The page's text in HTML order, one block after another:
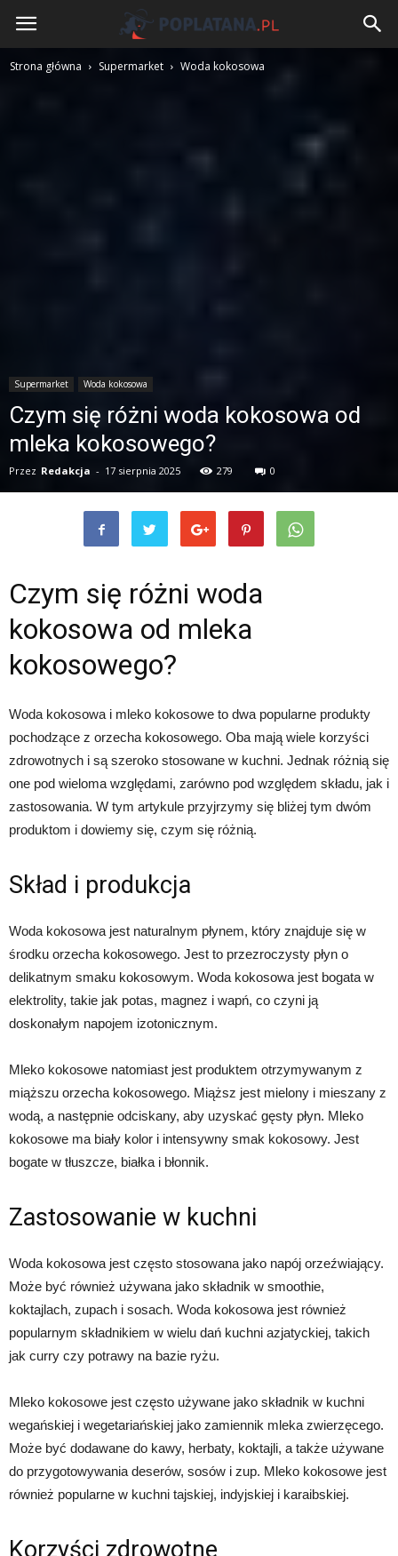
Poplatana.pl
Strona główna Supermarket Woda kokosowa
Supermarket Woda kokosowa
Czym się różni woda kokosowa od
mleka kokosowego?
Przez Redakcja - 17 sierpnia 2025 279 0
Czym się różni woda
kokosowa od mleka
kokosowego?
Woda kokosowa i mleko kokosowe to dwa popularne produkty
pochodzące z orzecha kokosowego. Oba mają wiele korzyści
zdrowotnych i są szeroko stosowane w kuchni. Jednak różnią się
one pod wieloma względami, zarówno pod względem składu, jak i
zastosowania. W tym artykule przyjrzymy się bliżej tym dwóm
produktom i dowiemy się, czym się różnią.
Skład i produkcja
Woda kokosowa jest naturalnym płynem, który znajduje się w
środku orzecha kokosowego. Jest to przezroczysty płyn o
delikatnym smaku kokosowym. Woda kokosowa jest bogata w
elektrolity, takie jak potas, magnez i wapń, co czyni ją
doskonałym napojem izotonicznym.
Mleko kokosowe natomiast jest produktem otrzymywanym z
miąższu orzecha kokosowego. Miąższ jest mielony i mieszany z
wodą, a następnie odciskany, aby uzyskać gęsty płyn. Mleko
kokosowe ma biały kolor i intensywny smak kokosowy. Jest
bogate w tłuszcze, białka i błonnik.
Zastosowanie w kuchni
Woda kokosowa jest często stosowana jako napój orzeźwiający.
Może być również używana jako składnik w smoothie,
koktajlach, zupach i sosach. Woda kokosowa jest również
popularnym składnikiem w wielu dań kuchni azjatyckiej, takich
jak curry czy potrawy na bazie ryżu.
Mleko kokosowe jest często używane jako składnik w kuchni
wegańskiej i wegetariańskiej jako zamiennik mleka zwierzęcego.
Może być dodawane do kawy, herbaty, koktajli, a także używane
do przygotowywania deserów, sosów i zup. Mleko kokosowe jest
również popularne w kuchni tajskiej, indyjskiej i karaibskiej.
Korzyści zdrowotne